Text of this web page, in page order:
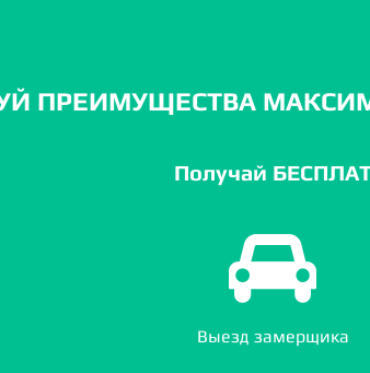
ПРЕИМУЩЕСТВА
Получай
Выезд замерщика